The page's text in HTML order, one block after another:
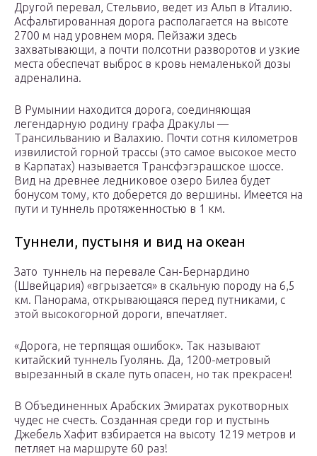
Другой перевал, Стельвио, ведет из Альп в Италию.
Асфальтированная дорога располагается на высоте
2700 м над уровнем моря. Пейзажи здесь
захватывающи, а почти полсотни разворотов и узкие
места обеспечат выброс в кровь немаленькой дозы
адреналина.
В Румынии находится дорога, соединяющая
легендарную родину графа Дракулы —
Трансильванию и Валахию. Почти сотня километров
извилистой горной трассы (это самое высокое место
в Карпатах) называется Трансфэгэрашское шоссе.
Вид на древнее ледниковое озеро Билеа будет
бонусом тому, кто доберется до вершины. Имеется на
пути и туннель протяженностью в 1 км.
Туннели, пустыня и вид на океан
Зато туннель на перевале Сан-Бернардино
(Швейцария) «вгрызается» в скальную породу на 6,5
км. Панорама, открывающаяся перед путниками, с
этой высокогорной дороги, впечатляет.
«Дорога, не терпящая ошибок». Так называют
китайский туннель Гуолянь. Да, 1200-метровый
вырезанный в скале путь опасен, но так прекрасен!
В Объединенных Арабских Эмиратах рукотворных
чудес не счесть. Созданная среди гор и пустынь
Джебель Хафит взбирается на высоту 1219 метров и
петляет на маршруте 60 раз!